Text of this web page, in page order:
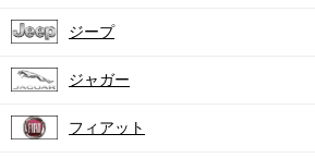
ジープ
ジャガー
フィアット